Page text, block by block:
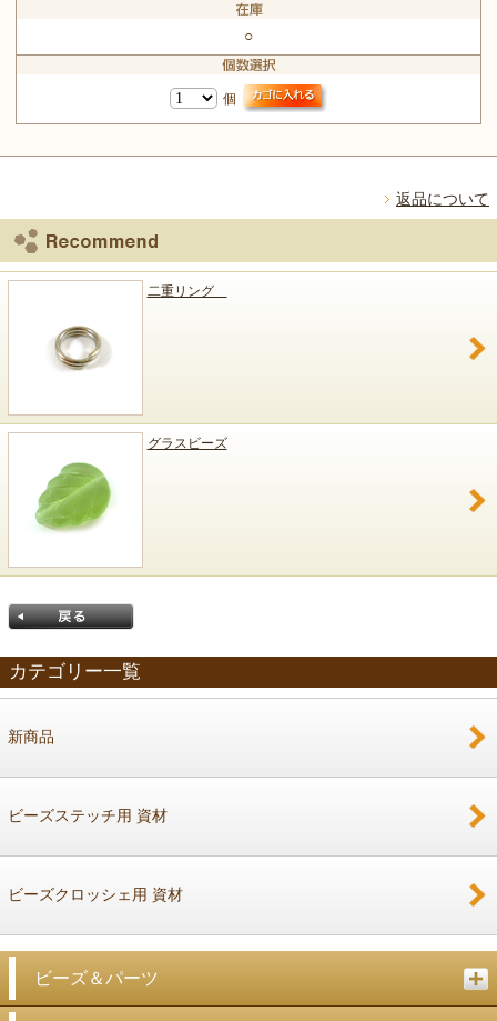
○
個
返品について
二重リング
グラスビーズ
カテゴリー一覧
新商品
ビーズステッチ用 資材
ビーズクロッシェ用 資材
ビーズ＆パーツ